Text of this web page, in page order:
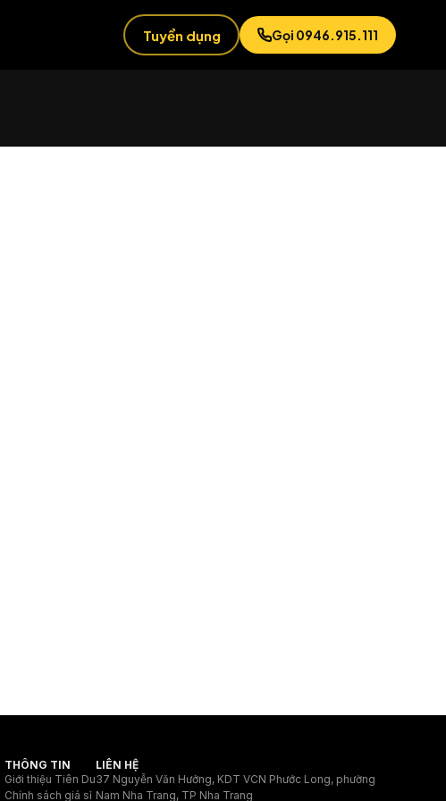
Tuyển dụng Gọi 0946.915.111
THÔNG TIN
Giới thiệu Tiên Du
Chính sách giá sỉ
LIÊN HỆ
37 Nguyễn Văn Hưởng, KDT VCN Phước Long, phường
Nam Nha Trang, TP Nha Trang